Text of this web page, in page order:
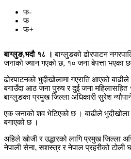
फ-
फ
फ+
बाग्लुङ,भदौ १८ । बाग्लुङको ढोरपाटन
जनाको ज्यान गएको छ, १० जना बेपत्ता भएका
ढोरपाटनको भुदीखोलामा गएराति आएको
बगाउँदा आठ जना पुरुष र दुई जना महिलासहित
बाग्लुङका प्रमुख जिल्ला अधिकारी सुरेश
एक जनाको शव भेटिएको छ । बाढीले भुदीखोला
बगाएको छ ।
अहिले खोजी र उद्धारको लागि प्रमुख जिल्ला
नेपाली सेना, सशस्त्र र नेपाल प्रहरीको टोली